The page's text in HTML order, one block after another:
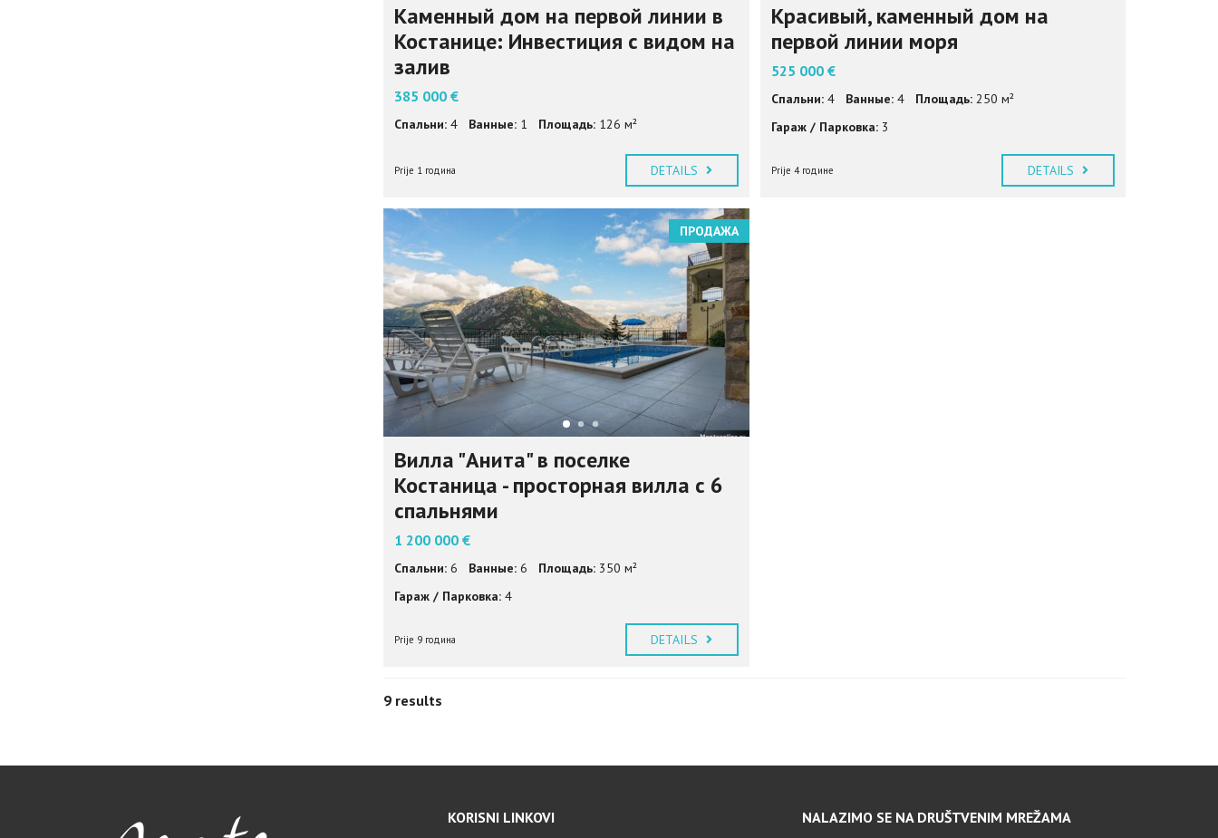
Каменный дом на первой линии в
Костанице: Инвестиция с видом на
залив
385 000 €
Спальни: 4 Ванные: 1 Площадь: 126 м²
Prije 1 година DETAILS
Красивый, каменный дом на
первой линии моря
525 000 €
Спальни: 4 Ванные: 4 Площадь: 250 м²
Гараж / Парковка: 3
Prije 4 године DETAILS
ПРОДАЖА
Вилла "Анита" в поселке
Костаница - просторная вилла с 6
спальнями
1 200 000 €
Спальни: 6 Ванные: 6 Площадь: 350 м²
Гараж / Парковка: 4
Prije 9 година DETAILS
9 results
KORISNI LINKOVI NALAZIMO SE NA DRUŠTVENIM MREŽAMA